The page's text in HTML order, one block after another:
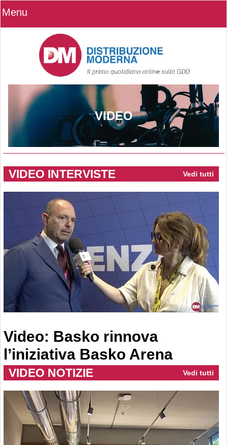
Menu
VIDEO
VIDEO INTERVISTE Vedi tutti
Video: Basko rinnova
l’iniziativa Basko Arena
VIDEO NOTIZIE Vedi tutti